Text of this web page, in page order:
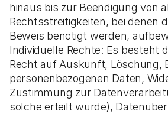
hinaus bis zur Beendigung von
Rechtsstreitigkeiten, bei denen
Beweis benötigt werden,
Individuelle Rechte: Es besteht
Recht auf Auskunft, Löschung,
personenbezogenen Daten,
Zustimmung zur
solche erteilt wurde),